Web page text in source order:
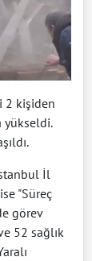
2 kişiden
yükseldi.
İl
"Süreç
görev
52 sağlık